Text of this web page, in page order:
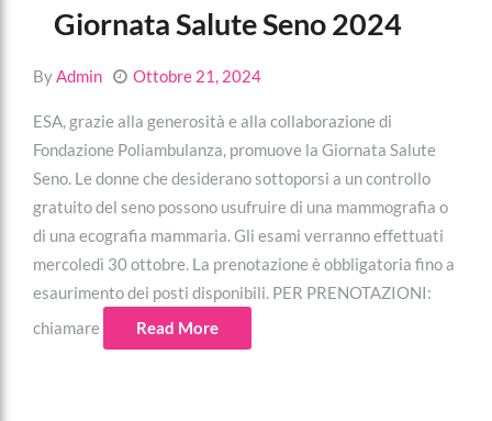
Giornata Salute Seno 2024
ByAdmin Ottobre 21, 2024
ESA, grazie alla generosità e alla collaborazione di
Fondazione Poliambulanza, promuove la Giornata Salute
Seno. Le donne che desiderano sottoporsi a un controllo
gratuito del seno possono usufruire di una mammografia o
di una ecografia mammaria. Gli esami verranno effettuati
mercoledì 30 ottobre. La prenotazione è obbligatoria fino a
esaurimento dei posti disponibili. PER PRENOTAZIONI:
chiamare
Read More